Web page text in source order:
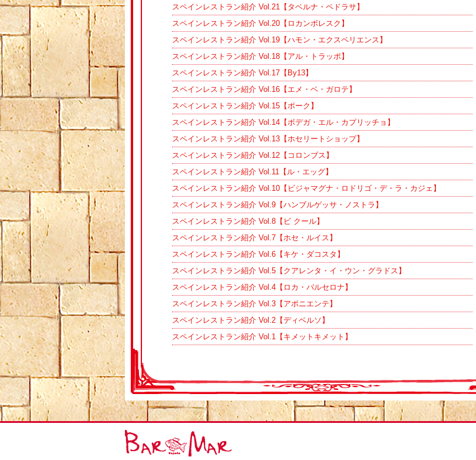
スペインレストラン紹介 Vol.21【タベルナ・ペドラサ】
スペインレストラン紹介 Vol.20【ロカンボレスク】
スペインレストラン紹介 Vol.19【ハモン・エクスペリエンス】
スペインレストラン紹介 Vol.18【アル・トラッポ】
スペインレストラン紹介 Vol.17【By13】
スペインレストラン紹介 Vol.16【エメ・ベ・ガロテ】
スペインレストラン紹介 Vol.15【ポーク】
スペインレストラン紹介 Vol.14【ボデガ・エル・カプリッチョ】
スペインレストラン紹介 Vol.13【ホセリートショップ】
スペインレストラン紹介 Vol.12【コロンブス】
スペインレストラン紹介 Vol.11【ル・エッグ】
スペインレストラン紹介 Vol.10【ビジャマグナ・ロドリゴ・デ・ラ・カジェ】
スペインレストラン紹介 Vol.9【ハンブルゲッサ・ノストラ】
スペインレストラン紹介 Vol.8【ビ クール】
スペインレストラン紹介 Vol.7【ホセ・ルイス】
スペインレストラン紹介 Vol.6【キケ・ダコスタ】
スペインレストラン紹介 Vol.5【クアレンタ・イ・ウン・グラドス】
スペインレストラン紹介 Vol.4【ロカ・バルセロナ】
スペインレストラン紹介 Vol.3【アポニエンテ】
スペインレストラン紹介 Vol.2【ディベルソ】
スペインレストラン紹介 Vol.1【キメットキメット】